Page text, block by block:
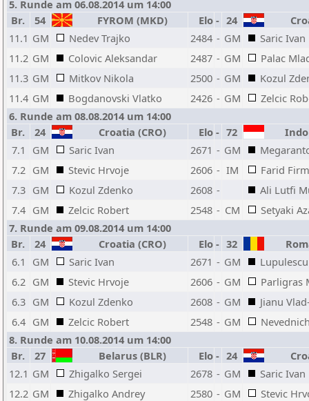
5. Runde am 06.08.2014 um 14:00
Br.
54 FYROM (MKD) Elo - 24
11.1 GM Nedev Trajko 2484 - GM
Saric Ivan
11.2 GM Colovic Aleksandar 2487 - GM
Palac
11.3 GM Mitkov Nikola 2500 - GM
Kozul
11.4 GM Bogdanovski Vlatko 2426 - GM
Zelcic
6. Runde am 08.08.2014 um 14:00
Br.
24 Croatia (CRO) Elo - 72
7.1
GM Saric Ivan 2671 - GM
7.2 GM Stevic Hrvoje 2606 - IM
Farid
7.3 GM Kozul Zdenko 2608 -
Ali Lutfi
7.4 GM Zelcic Robert 2548 - CM
Setyaki
7. Runde am 09.08.2014 um 14:00
Br.
24 Croatia (CRO) Elo - 32
6.1
GM Saric Ivan 2671 - GM
6.2 GM Stevic Hrvoje 2606 - GM
Parligras
6.3 GM Kozul Zdenko 2608 - GM
Jianu
6.4 GM Zelcic Robert 2548 - GM
8. Runde am 10.08.2014 um 14:00
Br.
27 Belarus (BLR) Elo - 24
12.1 GM Zhigalko Sergei 2678 - GM
Saric Ivan
12.2 GM Zhigalko Andrey 2580 - GM
Stevic